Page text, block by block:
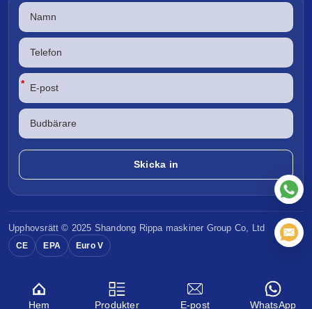
*
Upphovsrätt © 2025 Shandong Rippa maskiner Group Co, Ltd
CE EPA Euro V
Hem Produkter E-post WhatsApp